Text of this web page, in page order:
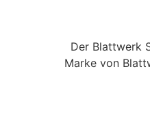
Der Blattwerk
Marke von